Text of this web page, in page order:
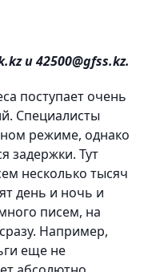
и 42500@gfss.kz.
поступает очень
Специалисты
режиме, однако
задержки. Тут
несколько тысяч
день и ночь и
писем, на
Например,
еще не